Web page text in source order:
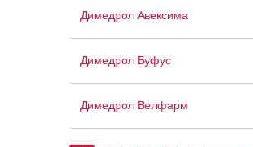
Димедрол Авексима
Димедрол Буфус
Димедрол Велфарм